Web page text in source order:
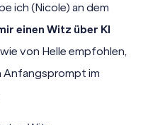
ich (Nicole) an dem
einen Witz über KI
von Helle empfohlen,
Anfangsprompt im